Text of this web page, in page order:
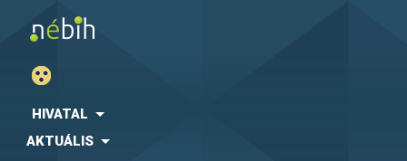
HIVATAL
AKTUÁLIS